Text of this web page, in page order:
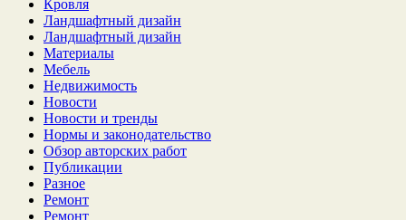
Кровля
Ландшафтный дизайн
Ландшафтный дизайн
Материалы
Мебель
Недвижимость
Новости
Новости и тренды
Нормы и законодательство
Обзор авторских работ
Публикации
Разное
Ремонт
Ремонт